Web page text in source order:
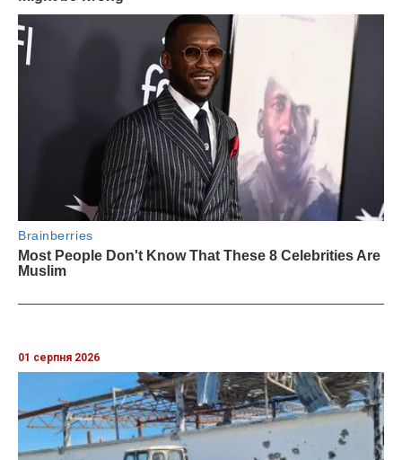
01 серпня 2026